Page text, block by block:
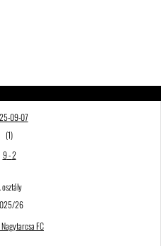
09-07
(1)
9-2
osztály
26
FC